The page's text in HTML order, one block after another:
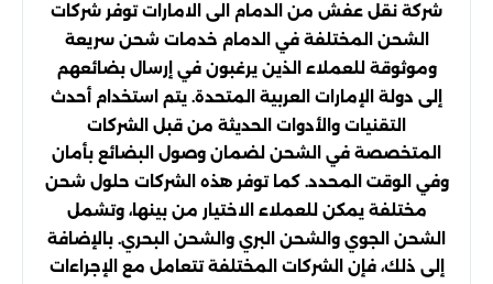
شركة نقل عفش من الدمام الى الامارات توفر شركات
الشحن المختلفة في الدمام خدمات شحن سريعة
وموثوقة للعملاء الذين يرغبون في إرسال بضائعهم
إلى دولة الإمارات العربية المتحدة. يتم استخدام أحدث
التقنيات والأدوات الحديثة من قبل الشركات
المتخصصة في الشحن لضمان وصول البضائع بأمان
وفي الوقت المحدد. كما توفر هذه الشركات حلول شحن
مختلفة يمكن للعملاء الاختيار من بينها، وتشمل
الشحن الجوي والشحن البري والشحن البحري. بالإضافة
إلى ذلك، فإن الشركات المختلفة تتعامل مع الإجراءات